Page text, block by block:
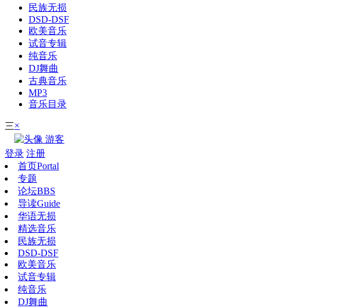
民族无损
DSD-DSF
欧美音乐
试音专辑
纯音乐
DJ舞曲
古典音乐
MP3
音乐目录
三×
游客
登录 注册
首页Portal
专题
论坛BBS
导读Guide
华语无损
精选音乐
民族无损
DSD-DSF
欧美音乐
试音专辑
纯音乐
DJ舞曲